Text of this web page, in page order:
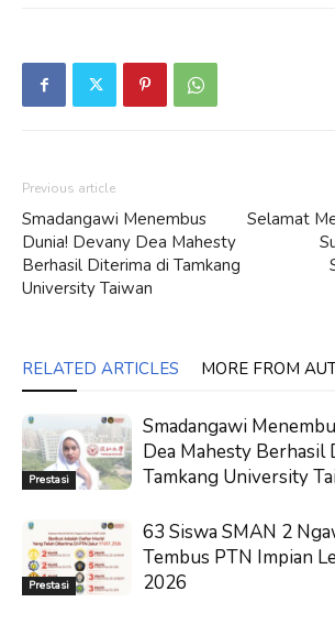
Previous article
Smadangawi Menembus
Dunia! Devany Dea Mahesty
Berhasil Diterima di Tamkang
University Taiwan
Selamat
RELATED ARTICLES MORE FROM
Prestasi
Smadangawi
Dea Mahesty Berhasil
Tamkang University
Prestasi
63 Siswa SMAN 2
Tembus PTN Impian
2026